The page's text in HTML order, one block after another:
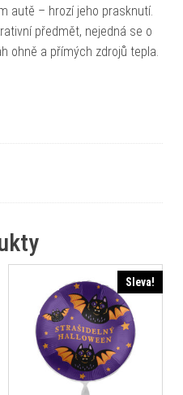
autě – hrozí jeho prasknutí.
předmět, nejedná se o
ohně a přímých zdrojů tepla.
Sleva!